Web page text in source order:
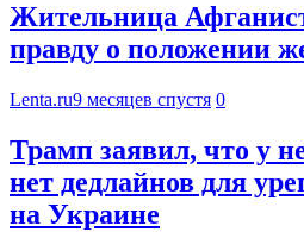
Жительница
правду о положении
Lenta.ru9 месяцев спустя 0
Трамп заявил, что у
нет дедлайнов для
на Украине